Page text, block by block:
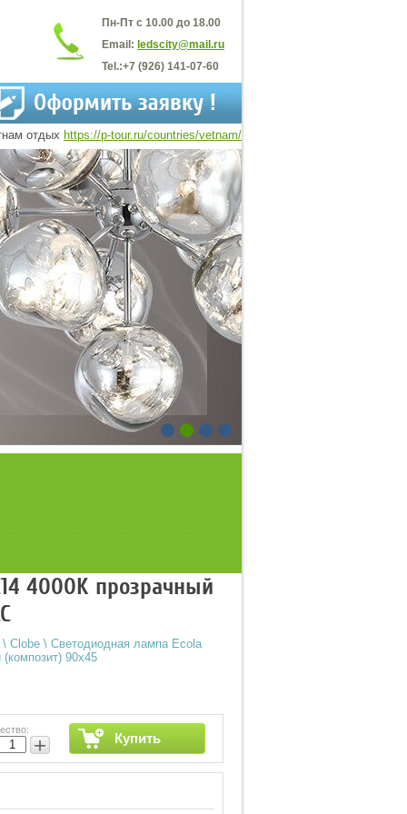
Пн-Пт с 10.00 до 18.00
Email: ledscity@mail.ru
Tel.:+7 (926) 141-07-60
отдых https://p-tour.ru/countries/vetnam/
4000K прозрачный
\ Clobe \ Светодиодная лампа Ecola
90x45
+ Купить